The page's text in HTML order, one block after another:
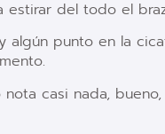
estirar del todo el
algún punto en la
casi nada,